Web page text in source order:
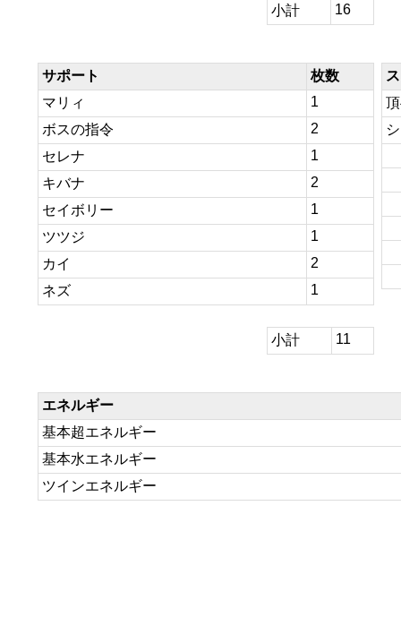
小計 16
サポート
枚数
マリィ
1
ボスの指令
2
セレナ
1
キバナ
2
セイボリー
1
ツツジ
1
カイ
2
ネズ
1
小計 11
エネルギー
基本超エネルギー
基本水エネルギー
ツインエネルギー